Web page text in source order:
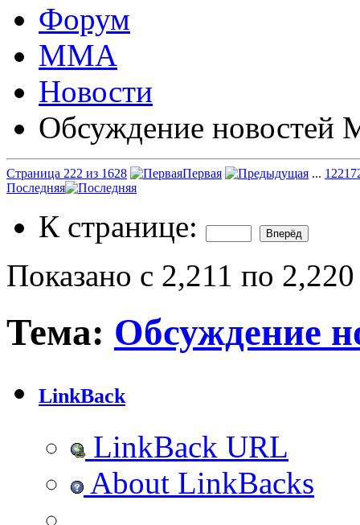
Форум
ММА
Новости
Обсуждение
Страница 222 из 1628 Первая ... 122
Последняя
К странице:
Показано с 2,211 по
Тема: Обсуждение
LinkBack
LinkBack URL
About LinkBacks